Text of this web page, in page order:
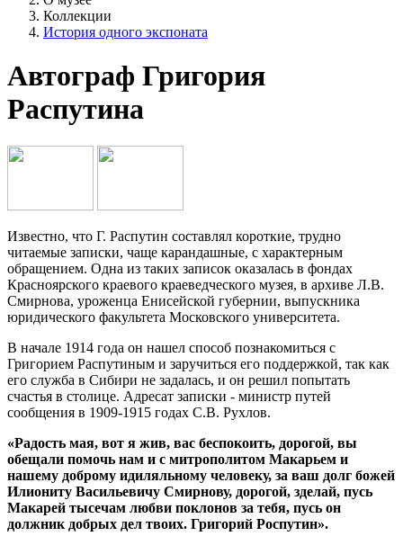
Коллекции
История одного экспоната
Автограф Григория
Распутина
Известно, что Г. Распутин составлял короткие, трудно
читаемые записки, чаще карандашные, с характерным
обращением. Одна из таких записок оказалась в фондах
Красноярского краевого краеведческого музея, в архиве Л.В.
Смирнова, уроженца Енисейской губернии, выпускника
юридического факультета Московского университета.
В начале 1914 года он нашел способ познакомиться с
Григорием Распутиным и заручиться его поддержкой, так как
его служба в Сибири не задалась, и он решил попытать
счастья в столице. Адресат записки - министр путей
сообщения в 1909-1915 годах С.В. Рухлов.
«Радость мая, вот я жив, вас беспокоить, дорогой, вы
обещали помочь нам и с митрополитом Макарьем и
нашему доброму идиляльному человеку, за ваш долг божей
Илиониту Васильевичу Смирнову, дорогой, зделай, пусь
Макарей тысечам любви поклонов за тебя, пусь он
должник добрых дел твоих. Григорий Роспутин».